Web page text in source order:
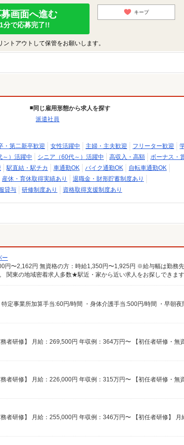
画面へ進む
1分で応募完了!!
キープ
トアウトして保管をお願いします。
同じ雇用形態から求人を探す
派遣社員
・第二新卒歓迎 女性活躍中 主婦・主夫歓迎 フリーター歓迎
～）活躍中 シニア（60代～）活躍中 高収入・高額
ボーナス・
駅直結・駅チカ 車通勤OK バイク通勤OK
自転車通勤OK
産休・育休取得実績あり
退職金・財形貯蓄制度あり
貸与 研修制度あり 資格取得支援制度あり
関東の地域密着求人多数★駅近・家から近い求人をお探しできます